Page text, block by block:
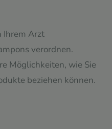
Ihrem Arzt
verordnen.
Möglichkeiten, wie Sie
beziehen können.